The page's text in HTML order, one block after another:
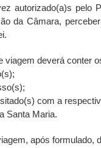
autorizado(a)s pelo
da Câmara,
viagem deverá conter
com a
Santa Maria.
após formulado,